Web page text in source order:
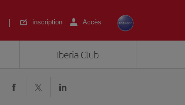
inscription Accès
Iberia Club